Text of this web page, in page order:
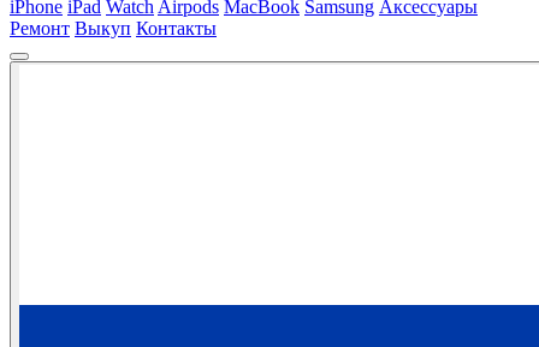
iPhone iPad Watch Airpods MacBook Samsung Аксессуары
Ремонт Выкуп Контакты